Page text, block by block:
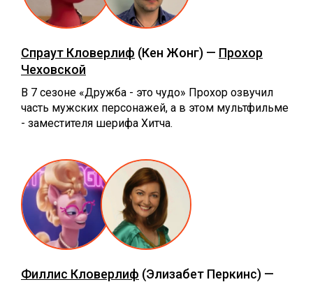
Спраут Кловерлиф (Кен Жонг) — Прохор
Чеховской
В 7 сезоне «Дружба - это чудо» Прохор озвучил
часть мужских персонажей, а в этом мультфильме
- заместителя шерифа Хитча.
Филлис Кловерлиф (Элизабет Перкинс) —